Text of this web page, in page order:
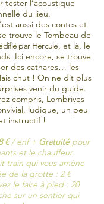
l’acoustique
du lieu.
aussi des contes et
trouve le Tombeau de
par Hercule, et là, le
Ici encore, se trouve
des cathares… les
chut ! On ne dit plus
venir du guide.
compris, Lombrives
ludique, un peu
instructif !
€/ enf + Gratuitépour
et le chauffeur.
train qui vous amène
de la grotte : 2 €
le faire à pied : 20
sur un sentier qui